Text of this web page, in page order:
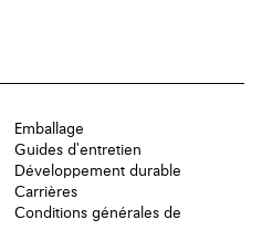
Emballage
Guides d'entretien
Développement durable
Carrières
Conditions générales de